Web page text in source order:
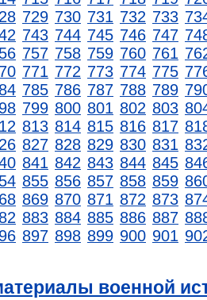
729 730 731 732 733
743 744 745 746 747
757 758 759 760 761
771 772 773 774 775
785 786 787 788 789
799 800 801 802 803
813 814 815 816 817
827 828 829 830 831
841 842 843 844 845
855 856 857 858 859
869 870 871 872 873
883 884 885 886 887
897 898 899 900 901
военной